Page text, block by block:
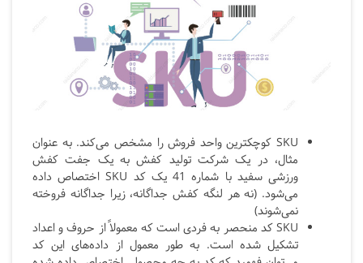
SKU کوچکترین واحد فروش را مشخص می‌کند. به عنوان
مثال، در یک شرکت تولید کفش به یک جفت کفش
ورزشی سفید با شماره 41 یک کد SKU اختصاص داده
می‌شود. (نه هر لنگه کفش جداگانه، زیرا جداگانه فروخته
نمی‌شوند)
SKUکد منحصر به فردی است که معمولاً از حروف و اعداد
تشکیل شده است. به طور معمول از داده‌های این کد